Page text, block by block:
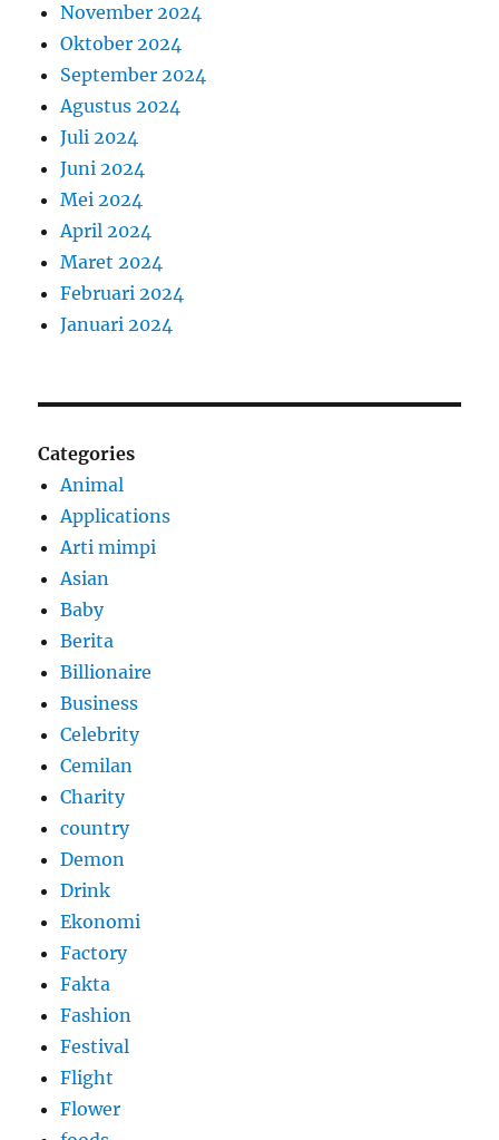
November 2024
Oktober 2024
September 2024
Agustus 2024
Juli 2024
Juni 2024
Mei 2024
April 2024
Maret 2024
Februari 2024
Januari 2024
Categories
Animal
Applications
Arti mimpi
Asian
Baby
Berita
Billionaire
Business
Celebrity
Cemilan
Charity
country
Demon
Drink
Ekonomi
Factory
Fakta
Fashion
Festival
Flight
Flower